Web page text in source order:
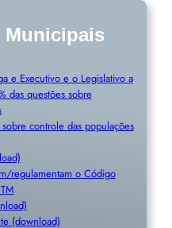
Municipais
e Executivo e o Legislativo a
das questões sobre
controle das populações
regulamentam o Código
(download)